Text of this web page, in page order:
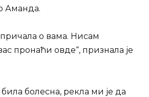
Аманда.
причала о вама. Нисам
пронаћи овде“, признала је
била болесна, рекла ми је да